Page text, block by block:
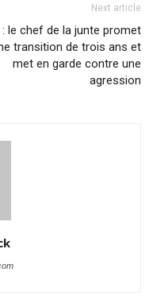
Next article
: le chef de la junte promet
transition de trois ans et
met en garde contre une
agression